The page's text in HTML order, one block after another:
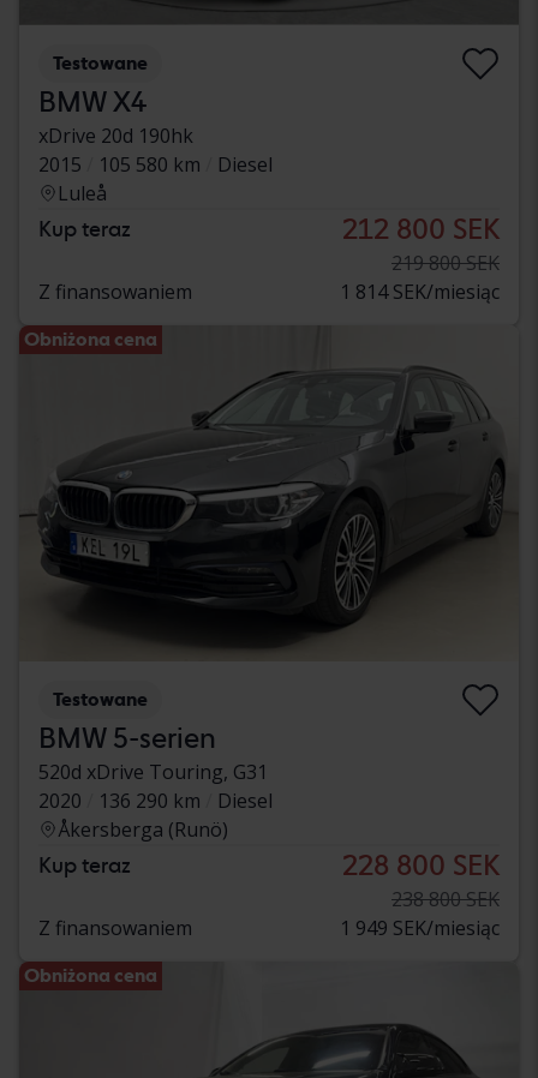
Testowane
BMW X4
xDrive 20d 190hk
2015
105 580 km
Diesel
Luleå
Kup teraz 212 800 SEK
219 800 SEK
Z finansowaniem
1 814 SEK/miesiąc
Obniżona cena
Testowane
BMW 5-serien
520d xDrive Touring, G31
2020
136 290 km
Diesel
Åkersberga (Runö)
Kup teraz 228 800 SEK
238 800 SEK
Z finansowaniem
1 949 SEK/miesiąc
Obniżona cena